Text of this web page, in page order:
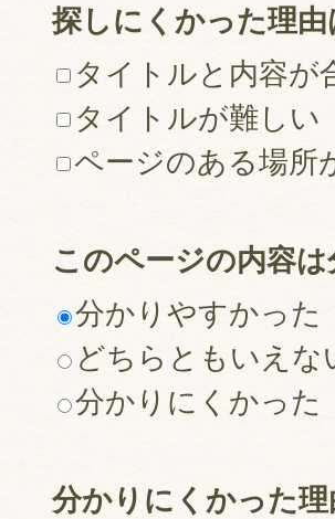
探しにくかった理
タイトルと内容が
タイトルが難しい
ページのある場所
このページの内容
分かりやすかった
どちらともいえな
分かりにくかった
分かりにくかった